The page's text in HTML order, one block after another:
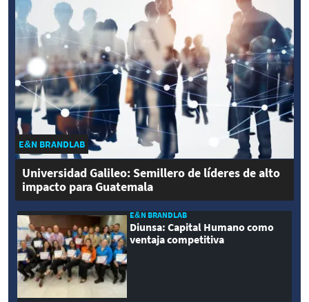
E&N BRANDLAB
Universidad Galileo: Semillero de líderes de alto
impacto para Guatemala
E&N BRANDLAB
Diunsa: Capital Humano como
ventaja competitiva